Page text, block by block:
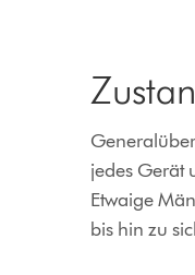
jedes Gerät
Etwaige
bis hin zu